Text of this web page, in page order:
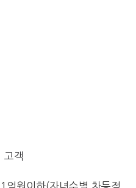
고객